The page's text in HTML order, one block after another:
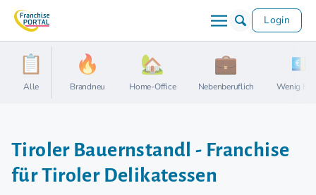
Login
Alle Brandneu Home-Office Nebenberuflich Wenig
Tiroler Bauernstandl - Franchise
für Tiroler Delikatessen